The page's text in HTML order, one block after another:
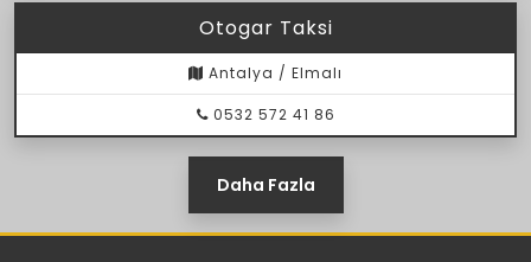
Otogar Taksi
Antalya / Elmalı
0532 572 41 86
Daha Fazla